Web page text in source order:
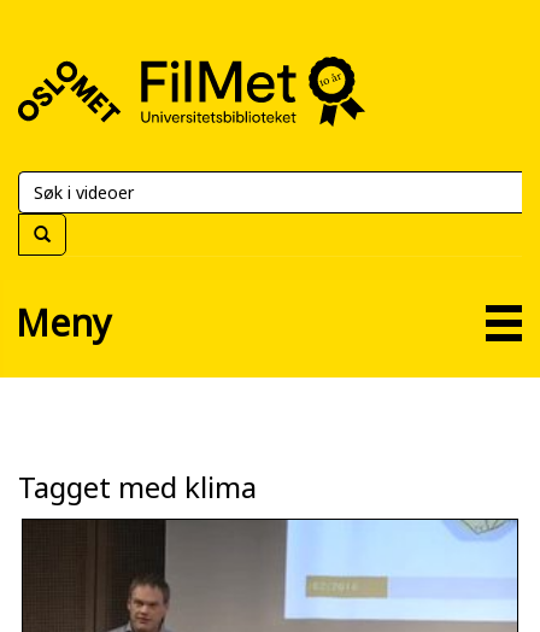
FilMet
Universitetsbiblioteket
Meny
Tagget med klima